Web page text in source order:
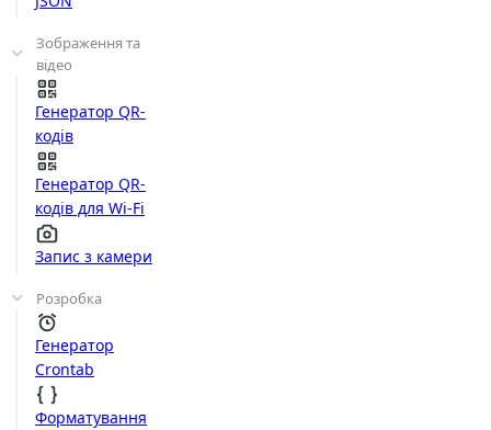
Зображення та
відео
Генератор QR-
кодів
Генератор QR-
кодів для Wi-Fi
Запис з камери
Розробка
Генератор
Crontab
Форматування